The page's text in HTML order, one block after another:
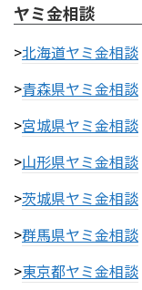
ヤミ金相談
>北海道ヤミ金相談
>青森県ヤミ金相談
>宮城県ヤミ金相談
>山形県ヤミ金相談
>茨城県ヤミ金相談
>群馬県ヤミ金相談
>東京都ヤミ金相談